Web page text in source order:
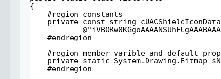
{
#region constants
private const string
#endregion
#region member varible and default
private static System.Drawing.Bitmap
#endregion